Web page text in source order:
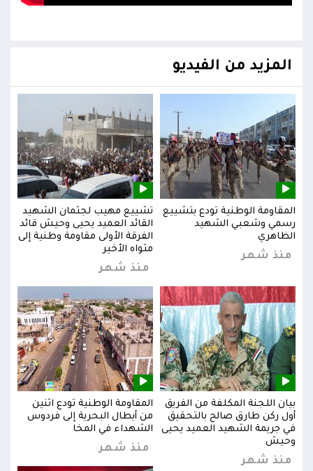
المزيد من الفيديو
المقاومة الوطنية تودع بتشييع
رسمي وشعبي الشهيد
الظاهري
منذ شهر
تشييع مهيب لجثمان الشهيد
القائد العميد يحيى وحيش قائد
الفرقة الأولى مقاومة وطنية إلى
مثواه الأخير
منذ شهر
بيان اللجنة المكلفة من الفريق
أول ركن طارق صالح بالتحقيق
في جريمة الشهيد العميد يحيى
وحيش
منذ شهر
المقاومة الوطنية تودع اثنين
من أبطال البحرية إلى فردوس
الشهداء في المخا
منذ شهر